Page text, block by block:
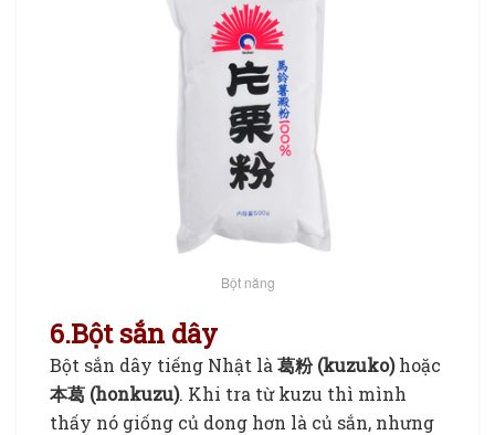
Bột năng
6.Bột sắn dây
Bột sắn dây tiếng Nhật là 葛粉 (kuzuko)hoặc
本葛 (honkuzu). Khi tra từ kuzu thì mình
thấy nó giống củ dong hơn là củ sắn, nhưng